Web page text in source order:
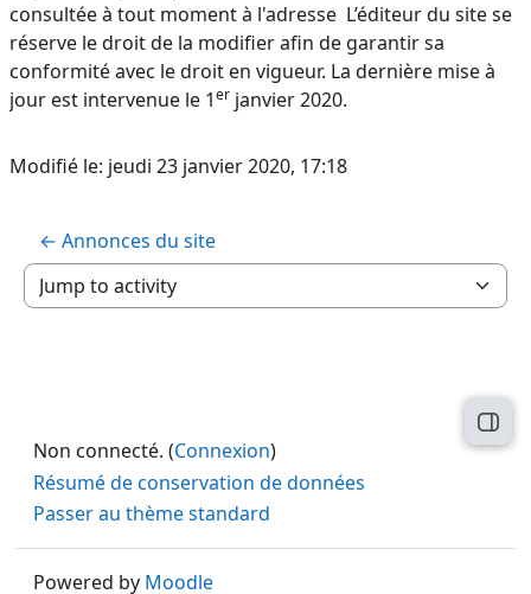
consultée à tout moment à l'adresse L’éditeur du site se
réserve le droit de la modifier afin de garantir sa
conformité avec le droit en vigueur. La dernière mise à
jour est intervenue le 1er janvier 2020.
Modifié le: jeudi 23 janvier 2020, 17:18
← Annonces du site
Jump to activity
Non connecté. (Connexion)
Résumé de conservation de données
Passer au thème standard
Powered by Moodle